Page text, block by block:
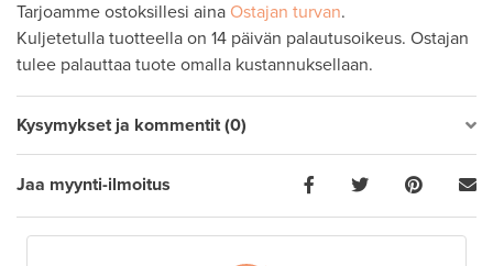
Tarjoamme ostoksillesi aina Ostajan turvan.
Kuljetetulla tuotteella on 14 päivän palautusoikeus. Ostajan
tulee palauttaa tuote omalla kustannuksellaan.
Kysymykset ja kommentit (0)
Jaa myynti-ilmoitus